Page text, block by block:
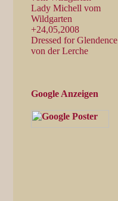
Lady Michell vom
Wildgarten
+24,05,2008
Dressed for Glendence
von der Lerche
Google Anzeigen